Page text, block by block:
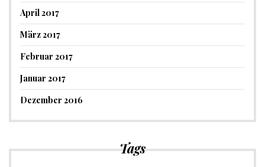
April 2017
März 2017
Februar 2017
Januar 2017
Dezember 2016
Tags